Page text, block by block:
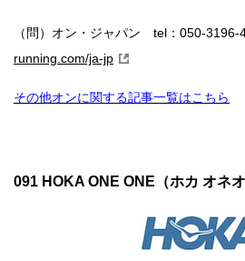
（問）オン・ジャパン tel：050-
running.com/ja-jp
その他オンに関する記事一覧はこちら
091 HOKA ONE ONE（ホカ オネオ